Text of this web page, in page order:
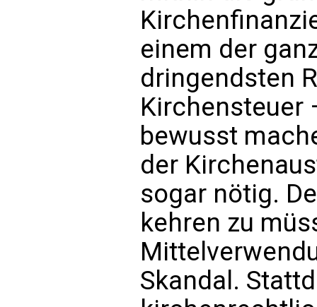
einem der
dringendsten
Kirchensteuer
bewusst
der
sogar nötig.
kehren zu
Skandal.